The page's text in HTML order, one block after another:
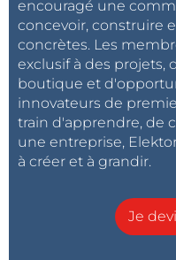
encouragé une
concevoir, construire
concrètes. Les
exclusif à des projets,
boutique et
innovateurs de
train d'apprendre, de
une entreprise,
à créer et à grandir.
Je